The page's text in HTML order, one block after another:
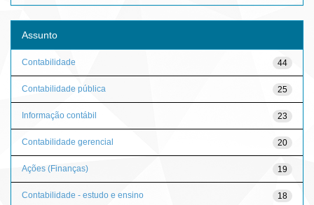
Assunto
44
Contabilidade
25
Contabilidade pública
23
Informação contábil
20
Contabilidade gerencial
19
Ações (Finanças)
18
Contabilidade - estudo e ensino